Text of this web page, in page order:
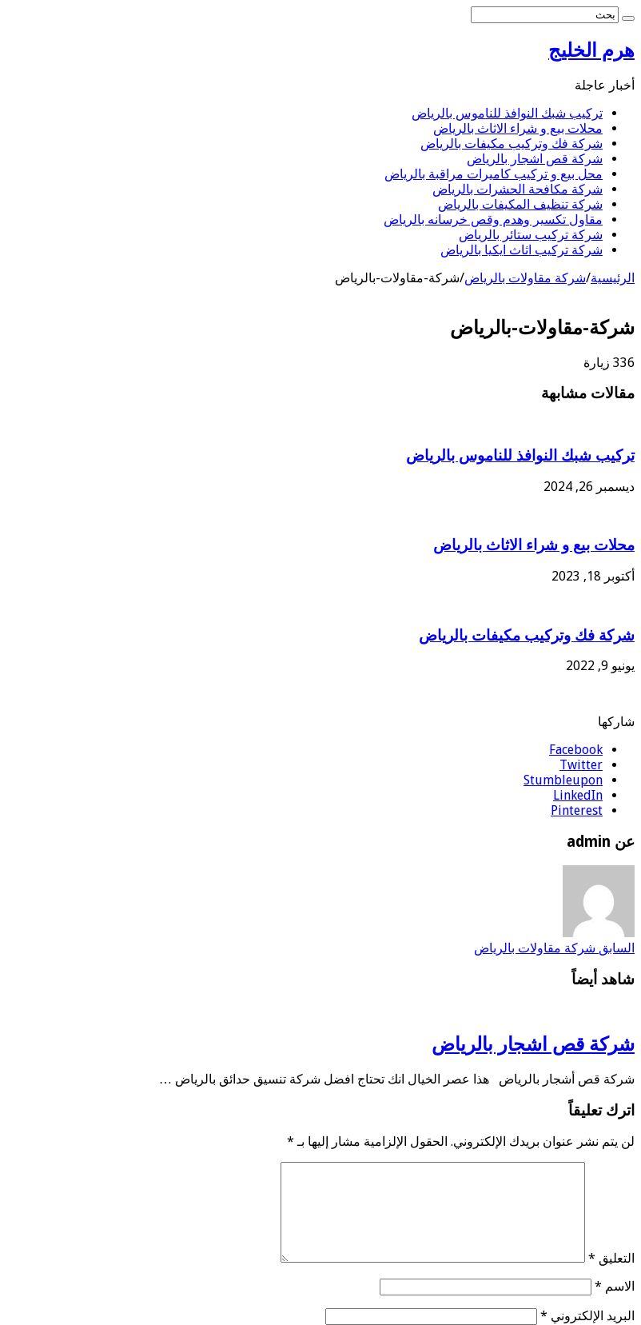
هرم الخليج
أخبار عاجلة
تركيب شبك النوافذ للناموس بالرياض
محلات بيع و شراء الاثاث بالرياض
شركة فك وتركيب مكيفات بالرياض
شركة قص اشجار بالرياض
محل بيع و تركيب كاميرات مراقبة بالرياض
شركة مكافحة الحشرات بالرياض
شركة تنظيف المكيفات بالرياض
مقاول تكسير وهدم وقص خرسانه بالرياض
شركة تركيب ستائر بالرياض
شركة تركيب اثاث ايكيا بالرياض
الرئيسية/شركة مقاولات بالرياض/شركة-مقاولات-بالرياض
شركة-مقاولات-بالرياض
336 زيارة
مقالات مشابهة
تركيب شبك النوافذ للناموس بالرياض
ديسمبر 26, 2024
محلات بيع و شراء الاثاث بالرياض
أكتوبر 18, 2023
شركة فك وتركيب مكيفات بالرياض
يونيو 9, 2022
شاركها
Facebook
Twitter
Stumbleupon
LinkedIn
Pinterest
عن admin
السابق شركة مقاولات بالرياض
شاهد أيضاً
شركة قص اشجار بالرياض
شركة قص أشجار بالرياض هذا عصر الخيال انك تحتاج افضل شركة تنسيق حدائق بالرياض …
اترك تعليقاً
لن يتم نشر عنوان بريدك الإلكتروني. الحقول الإلزامية مشار إليها بـ *
التعليق *
الاسم *
البريد الإلكتروني *